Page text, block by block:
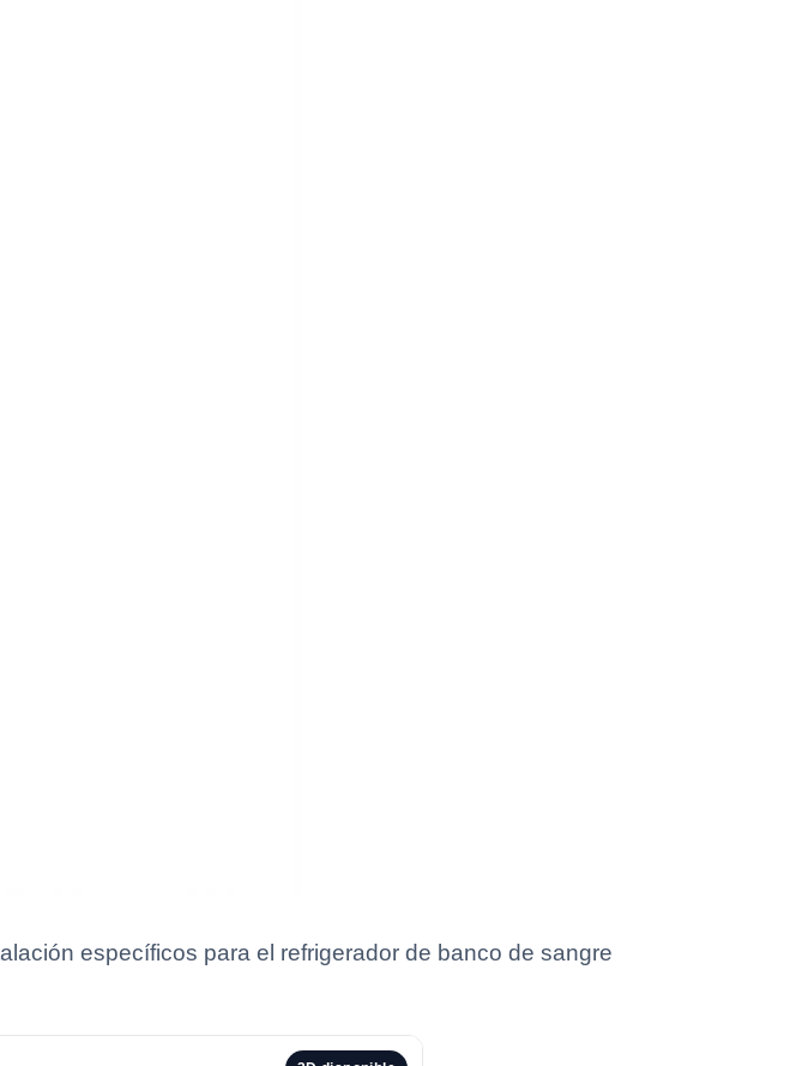
específicos para el refrigerador de banco de sangre